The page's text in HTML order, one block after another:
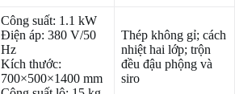
Công suất: 1.1 kW
Điện áp: 380 V/50
Hz
Kích thước:
700×500×1400 mm
Thép không gỉ; cách
nhiệt hai lớp; trộn
đều đậu phộng và
siro